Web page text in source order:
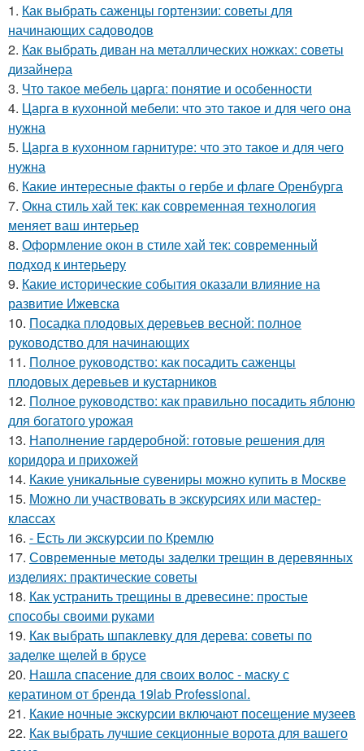
1. Как выбрать саженцы гортензии: советы для
начинающих садоводов
2. Как выбрать диван на металлических ножках: советы
дизайнера
3. Что такое мебель царга: понятие и особенности
4. Царга в кухонной мебели: что это такое и для чего она
нужна
5. Царга в кухонном гарнитуре: что это такое и для чего
нужна
6. Какие интересные факты о гербе и флаге Оренбурга
7. Окна стиль хай тек: как современная технология
меняет ваш интерьер
8. Оформление окон в стиле хай тек: современный
подход к интерьеру
9. Какие исторические события оказали влияние на
развитие Ижевска
10. Посадка плодовых деревьев весной: полное
руководство для начинающих
11. Полное руководство: как посадить саженцы
плодовых деревьев и кустарников
12. Полное руководство: как правильно посадить яблоню
для богатого урожая
13. Наполнение гардеробной: готовые решения для
коридора и прихожей
14. Какие уникальные сувениры можно купить в Москве
15. Можно ли участвовать в экскурсиях или мастер-
классах
16. - Есть ли экскурсии по Кремлю
17. Современные методы заделки трещин в деревянных
изделиях: практические советы
18. Как устранить трещины в древесине: простые
способы своими руками
19. Как выбрать шпаклевку для дерева: советы по
заделке щелей в брусе
20. Нашла спасение для своих волос - маску с
кератином от бренда 19lab Professional.
21. Какие ночные экскурсии включают посещение музеев
22. Как выбрать лучшие секционные ворота для вашего